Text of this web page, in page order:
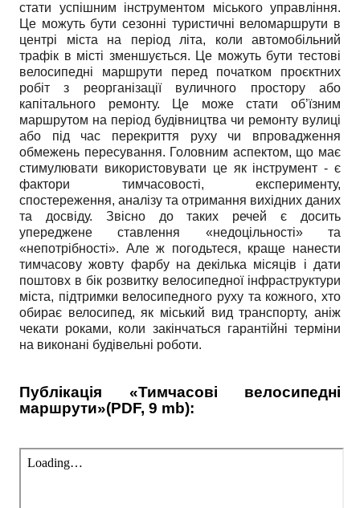
стати успішним інструментом міського управління.
Це можуть бути сезонні туристичні веломаршрути в
центрі міста на період літа, коли автомобільний
трафік в місті зменшується. Це можуть бути тестові
велосипедні маршрути перед початком проєктних
робіт з реорганізації вуличного простору або
капітального ремонту. Це може стати об’їзним
маршрутом на період будівництва чи ремонту вулиці
або під час перекриття руху чи впровадження
обмежень пересування. Головним аспектом, що має
стимулювати використовувати це як інструмент - є
фактори тимчасовості, експерименту,
спостереження, аналізу та отримання вихідних даних
та досвіду. Звісно до таких речей є досить
упереджене ставлення «недоцільності» та
«непотрібності». Але ж погодьтеся, краще нанести
тимчасову жовту фарбу на декілька місяців і дати
поштовх в бік розвитку велосипедної інфраструктури
міста, підтримки велосипедного руху та кожного, хто
обирає велосипед, як міський вид транспорту, аніж
чекати роками, коли закінчаться гарантійні терміни
на виконані будівельні роботи.
Публікація «Тимчасові велосипедні
маршрути»(PDF, 9 mb):